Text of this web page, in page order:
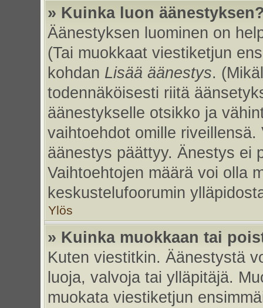
» Kuinka luon
Äänestyksen luominen on
(Tai muokkaat viestiketjun
kohdan Lisää äänestys.
todennäköisesti riitä
äänestykselle otsikko ja
vaihtoehdot omille
äänestys päättyy. Änestys ei
Vaihtoehtojen määrä voi olla
keskustelufoorumin
Ylös
» Kuinka muokkaan tai
Kuten viestitkin. Äänestystä
luoja, valvoja tai ylläpitäjä.
muokata viestiketjun